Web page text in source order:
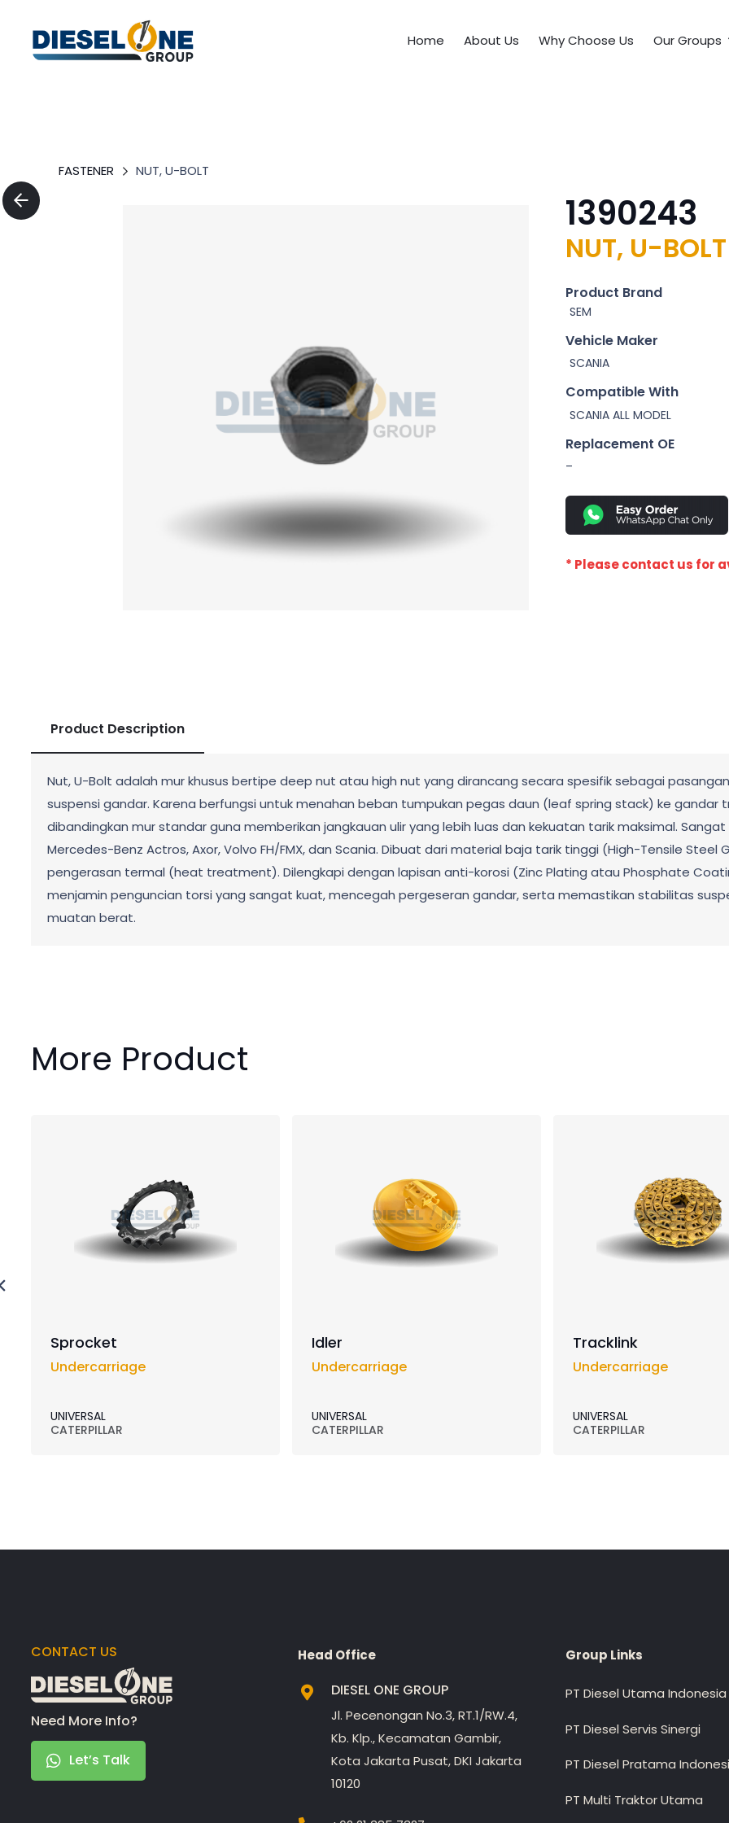
Home About Us Why Choose Us Our Groups
FASTENER NUT, U-BOLT
1390243
NUT, U-BOLT
Product Brand
SEM
Vehicle Maker
SCANIA
Compatible With
SCANIA ALL MODEL
Replacement OE
–
* Please contact us for
Product Description
Nut, U-Bolt adalah mur khusus bertipe deep nut atau high nut yang dirancang secara spesifik sebagai
suspensi gandar. Karena berfungsi untuk menahan beban tumpukan pegas daun (leaf spring stack) ke gandar
dibandingkan mur standar guna memberikan jangkauan ulir yang lebih luas dan kekuatan tarik maksimal.
Mercedes-Benz Actros, Axor, Volvo FH/FMX, dan Scania. Dibuat dari material baja tarik tinggi (High-Tensile Steel
pengerasan termal (heat treatment). Dilengkapi dengan lapisan anti-korosi (Zinc Plating atau Phosphate
menjamin penguncian torsi yang sangat kuat, mencegah pergeseran gandar, serta memastikan stabilitas
muatan berat.
More Product
Sprocket
Undercarriage
UNIVERSAL
CATERPILLAR
Idler
Undercarriage
UNIVERSAL
CATERPILLAR
Tracklink
Undercarriage
UNIVERSAL
CATERPILLAR
CONTACT US
Need More Info?
Let’s Talk
Head Office
DIESEL ONE GROUP
Jl. Pecenongan No.3, RT.1/RW.4,
Kb. Klp., Kecamatan Gambir,
Kota Jakarta Pusat, DKI Jakarta
10120
Group Links
PT Diesel Utama Indonesia
PT Diesel Servis Sinergi
PT Diesel Pratama
PT Multi Traktor Utama